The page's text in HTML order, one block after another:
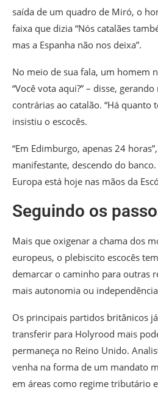
saída de um quadro de Miró, o
faixa que dizia “Nós catalães
mas a Espanha não nos deixa”.
No meio de sua fala, um homem
“Você vota aqui?” – disse,
contrárias ao catalão. “Há quanto
insistiu o escocês.
“Em Edimburgo, apenas 24
manifestante, descendo do
Europa está hoje nas mãos da
Seguindo os
Mais que oxigenar a chama dos
europeus, o plebiscito escocês
demarcar o caminho para outras
mais autonomia ou
Os principais partidos britânicos
transferir para Holyrood mais
permaneça no Reino Unido.
venha na forma de um mandato
em áreas como regime tributário